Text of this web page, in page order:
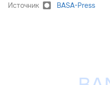
Источник BASA-Press